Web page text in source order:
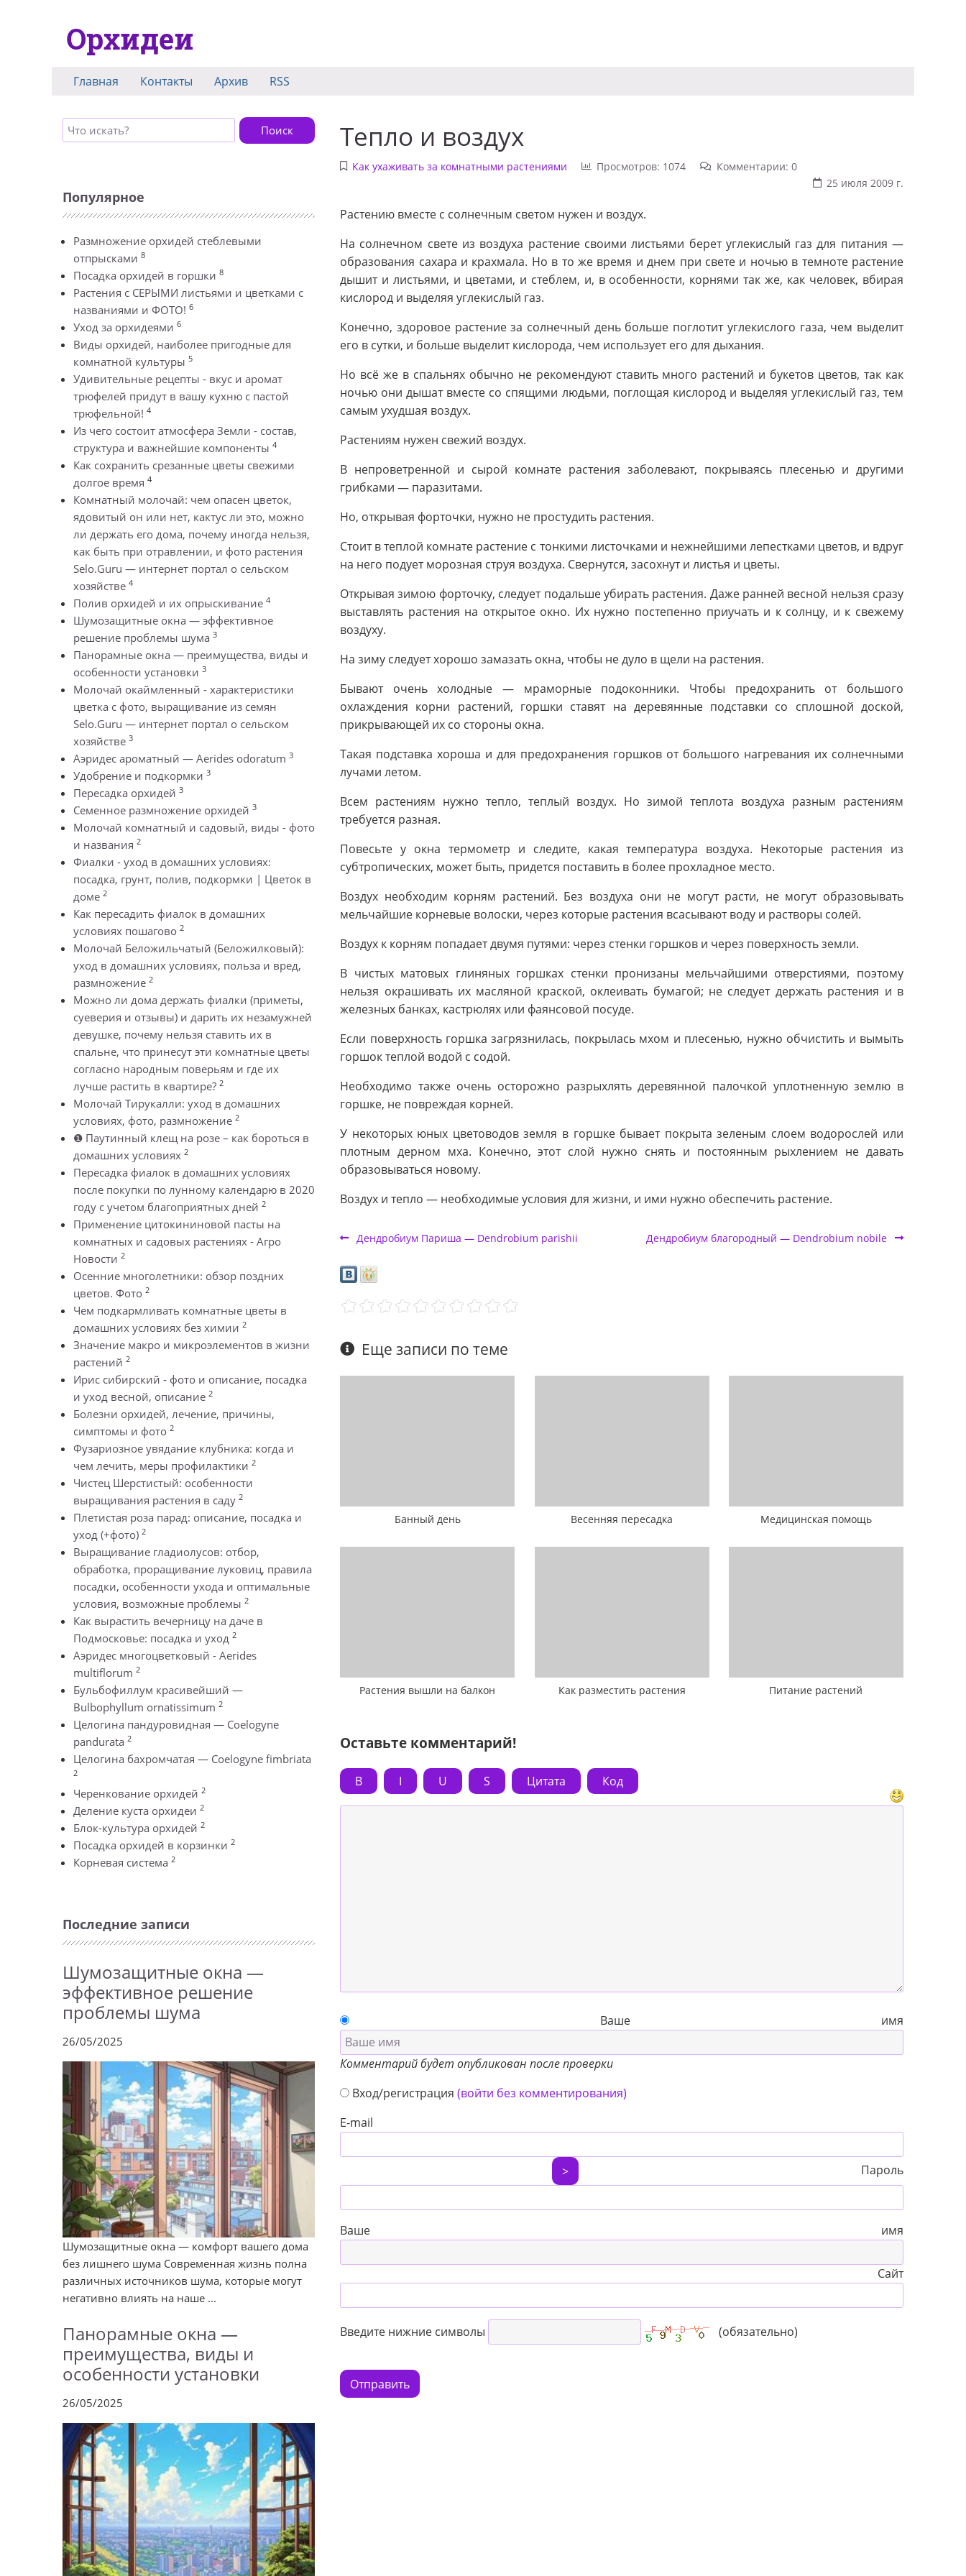
Орхидеи
Главная Контакты Архив RSS
Поиск
Популярное
Размножение орхидей стеблевыми
отпрысками 8
Посадка орхидей в горшки 8
Растения с СЕРЫМИ листьями и цветками с
названиями и ФОТО! 6
Уход за орхидеями 6
Виды орхидей, наиболее пригодные для
комнатной культуры 5
Удивительные рецепты - вкус и аромат
трюфелей придут в вашу кухню с пастой
трюфельной! 4
Из чего состоит атмосфера Земли - состав,
структура и важнейшие компоненты 4
Как сохранить срезанные цветы свежими
долгое время 4
Комнатный молочай: чем опасен цветок,
ядовитый он или нет, кактус ли это, можно
ли держать его дома, почему иногда нельзя,
как быть при отравлении, и фото растения
Selo.Guru — интернет портал о сельском
хозяйстве 4
Полив орхидей и их опрыскивание 4
Шумозащитные окна — эффективное
решение проблемы шума 3
Панорамные окна — преимущества, виды и
особенности установки 3
Молочай окаймленный - характеристики
цветка с фото, выращивание из семян
Selo.Guru — интернет портал о сельском
хозяйстве 3
Аэридес ароматный — Aerides odoratum 3
Удобрение и подкормки 3
Пересадка орхидей 3
Семенное размножение орхидей 3
Молочай комнатный и садовый, виды - фото
и названия 2
Фиалки - уход в домашних условиях:
посадка, грунт, полив, подкормки | Цветок в
доме 2
Как пересадить фиалок в домашних
условиях пошагово 2
Молочай Беложильчатый (Беложилковый):
уход в домашних условиях, польза и вред,
размножение 2
Можно ли дома держать фиалки (приметы,
суеверия и отзывы) и дарить их незамужней
девушке, почему нельзя ставить их в
спальне, что принесут эти комнатные цветы
согласно народным поверьям и где их
лучше растить в квартире? 2
Молочай Тирукалли: уход в домашних
условиях, фото, размножение 2
❶ Паутинный клещ на розе – как бороться в
домашних условиях 2
Пересадка фиалок в домашних условиях
после покупки по лунному календарю в 2020
году с учетом благоприятных дней 2
Применение цитокининовой пасты на
комнатных и садовых растениях - Агро
Новости 2
Осенние многолетники: обзор поздних
цветов. Фото 2
Чем подкармливать комнатные цветы в
домашних условиях без химии 2
Значение макро и микроэлементов в жизни
растений 2
Ирис сибирский - фото и описание, посадка
и уход весной, описание 2
Болезни орхидей, лечение, причины,
симптомы и фото 2
Фузариозное увядание клубника: когда и
чем лечить, меры профилактики 2
Чистец Шерстистый: особенности
выращивания растения в саду 2
Плетистая роза парад: описание, посадка и
уход (+фото) 2
Выращивание гладиолусов: отбор,
обработка, проращивание луковиц, правила
посадки, особенности ухода и оптимальные
условия, возможные проблемы 2
Как вырастить вечерницу на даче в
Подмосковье: посадка и уход 2
Аэридес многоцветковый - Aerides
multiflorum 2
Бульбофиллум красивейший —
Bulbophyllum ornatissimum 2
Целогина пандуровидная — Coelogyne
pandurata 2
Целогина бахромчатая — Coelogyne fimbriata
2
Черенкование орхидей 2
Деление куста орхидеи 2
Блок-культура орхидей 2
Посадка орхидей в корзинки 2
Корневая система 2
Последние записи
Шумозащитные окна —
эффективное решение
проблемы шума
26/05/2025
Шумозащитные окна — комфорт вашего дома
без лишнего шума Современная жизнь полна
различных источников шума, которые могут
негативно влиять на наше ...
Панорамные окна —
преимущества, виды и
особенности установки
26/05/2025
Тепло и воздух
Как ухаживать за комнатными растениями Просмотров: 1074
Комментарии: 0
25 июля 2009 г.
Растению вместе с солнечным светом нужен и воздух.
На солнечном свете из воздуха растение своими листьями берет углекислый газ для питания —
образования сахара и крахмала. Но в то же время и днем при свете и ночью в темноте растение
дышит и листьями, и цветами, и стеблем, и, в особенности, корнями так же, как человек, вбирая
кислород и выделяя углекислый газ.
Конечно, здоровое растение за солнечный день больше поглотит углекислого газа, чем выделит
его в сутки, и больше выделит кислорода, чем использует его для дыхания.
Но всё же в спальнях обычно не рекомендуют ставить много растений и букетов цветов, так как
ночью они дышат вместе со спящими людьми, поглощая кислород и выделяя углекислый газ, тем
самым ухудшая воздух.
Растениям нужен свежий воздух.
В непроветренной и сырой комнате растения заболевают, покрываясь плесенью и другими
грибками — паразитами.
Но, открывая форточки, нужно не простудить растения.
Стоит в теплой комнате растение с тонкими листочками и нежнейшими лепестками цветов, и вдруг
на него подует морозная струя воздуха. Свернутся, засохнут и листья и цветы.
Открывая зимою форточку, следует подальше убирать растения. Даже ранней весной нельзя сразу
выставлять растения на открытое окно. Их нужно постепенно приучать и к солнцу, и к свежему
воздуху.
На зиму следует хорошо замазать окна, чтобы не дуло в щели на растения.
Бывают очень холодные — мраморные подоконники. Чтобы предохранить от большого
охлаждения корни растений, горшки ставят на деревянные подставки со сплошной доской,
прикрывающей их со стороны окна.
Такая подставка хороша и для предохранения горшков от большого нагревания их солнечными
лучами летом.
Всем растениям нужно тепло, теплый воздух. Но зимой теплота воздуха разным растениям
требуется разная.
Повесьте у окна термометр и следите, какая температура воздуха. Некоторые растения из
субтропических, может быть, придется поставить в более прохладное место.
Воздух необходим корням растений. Без воздуха они не могут расти, не могут образовывать
мельчайшие корневые волоски, через которые растения всасывают воду и растворы солей.
Воздух к корням попадает двумя путями: через стенки горшков и через поверхность земли.
В чистых матовых глиняных горшках стенки пронизаны мельчайшими отверстиями, поэтому
нельзя окрашивать их масляной краской, оклеивать бумагой; не следует держать растения и в
железных банках, кастрюлях или фаянсовой посуде.
Если поверхность горшка загрязнилась, покрылась мхом и плесенью, нужно обчистить и вымыть
горшок теплой водой с содой.
Необходимо также очень осторожно разрыхлять деревянной палочкой уплотненную землю в
горшке, не повреждая корней.
У некоторых юных цветоводов земля в горшке бывает покрыта зеленым слоем водорослей или
плотным дерном мха. Конечно, этот слой нужно снять и постоянным рыхлением не давать
образовываться новому.
Воздух и тепло — необходимые условия для жизни, и ими нужно обеспечить растение.
Дендробиум Париша — Dendrobium parishii Дендробиум благородный — Dendrobium nobile
Еще записи по теме
Банный день Весенняя пересадка Медицинская помощь
Растения вышли на балкон Как разместить растения Питание растений
Оставьте комментарий!
B I U S Цитата Код
Ваше имя
Комментарий будет опубликован после проверки
Вход/регистрация(войти без комментирования)
E-mail
> Пароль
Ваше имя
Сайт
Введите нижние символы (обязательно)
Отправить